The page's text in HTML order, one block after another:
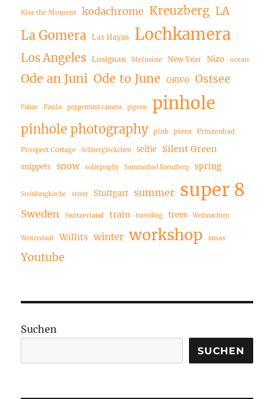
Kiss the Moment kodachrome Kreuzberg LA
La Gomera Las Hayas Lochkamera
Los Angeles Lusignan Melusine New Year Nizo ocean
Ode an Juni Ode to June ORWO Ostsee
Palme Paola peppermint camera pigeon pinhole
pinhole photography pink pizza Prinzenbad
Prospect Cottage Schneeglöckchen selfie Silent Green
snippets snow solargraphy Sommerbad Kreuzberg spring
Steinbergkirche street Stuttgart summer super 8
Sweden Switzerland train travelling trees Weihnachten
Weiterstadt Willits winter workshop xmas
Youtube
Suchen
SUCHEN